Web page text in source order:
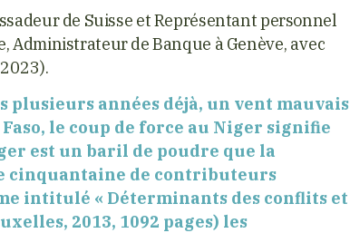
de Suisse et Représentant personnel
Administrateur de Banque à Genève, avec
années déjà, un vent mauvais
le coup de force au Niger signifie
est un baril de poudre que la
cinquantaine de contributeurs
intitulé « Déterminants des conflits et
2013, 1092 pages) les